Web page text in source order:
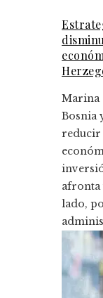
Marina
Bosnia
reducir
afronta
lado,